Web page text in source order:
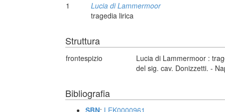
1
Lucia di Lammermoor
tragedia lirica
Struttura
frontespizio
Lucia di Lammermoor :
del sig. cav. Donizzetti. -
Bibliografia
SBN: LEK0000961